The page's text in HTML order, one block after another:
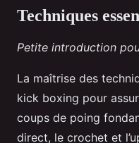
Techniques
Petite introduction
La maîtrise des
kick boxing pour
coups de poing
direct, le crochet et